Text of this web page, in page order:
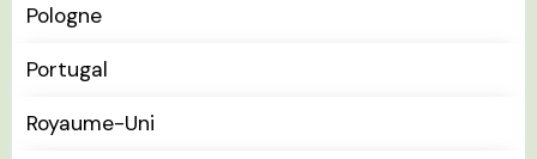
Pologne
Portugal
Royaume-Uni